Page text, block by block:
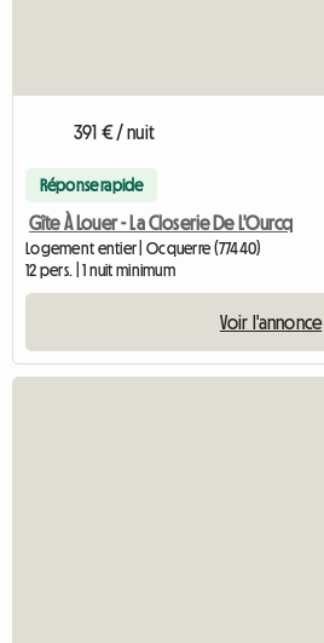
391 € / nuit
Réponse rapide
Gîte À Louer - La Closerie De L'Ourcq
Logement entier | Ocquerre (77440)
12 pers. | 1 nuit minimum
Voir l'annonce